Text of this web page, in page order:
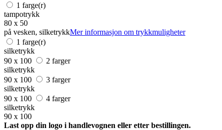
1 farge(r)
tampotrykk
80 x 50
på vesken, silketrykkMer informasjon om trykkmuligheter
1 farge(r)
silketrykk
90 x 100
2 farger
silketrykk
90 x 100
3 farger
silketrykk
90 x 100
4 farger
silketrykk
90 x 100
Last opp din logo i handlevognen eller etter bestillingen.